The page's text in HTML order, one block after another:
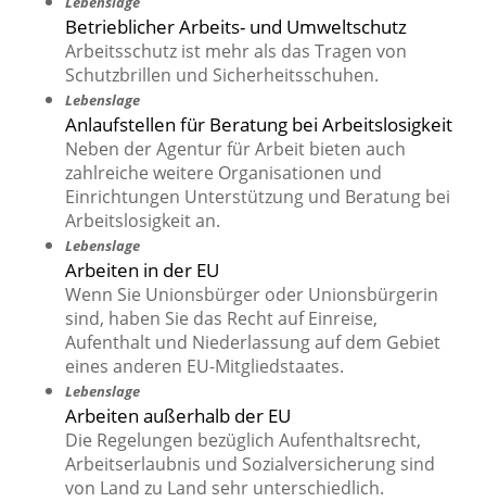
Betrieblicher Arbeits- und Umweltschutz
Arbeitsschutz ist mehr als das Tragen von
Schutzbrillen und Sicherheitsschuhen.
Lebenslage
Anlaufstellen für Beratung bei Arbeitslosigkeit
Neben der Agentur für Arbeit bieten auch
zahlreiche weitere Organisationen und
Einrichtungen Unterstützung und Beratung bei
Arbeitslosigkeit an.
Lebenslage
Arbeiten in der EU
Wenn Sie Unionsbürger oder Unionsbürgerin
sind, haben Sie das Recht auf Einreise,
Aufenthalt und Niederlassung auf dem Gebiet
eines anderen EU-Mitgliedstaates.
Lebenslage
Arbeiten außerhalb der EU
Die Regelungen bezüglich Aufenthaltsrecht,
Arbeitserlaubnis und Sozialversicherung sind
von Land zu Land sehr unterschiedlich.